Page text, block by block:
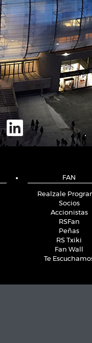
FAN
Realzale
Socios
Accionistas
RSFan
Peñas
RS Txiki
Fan Wall
Te